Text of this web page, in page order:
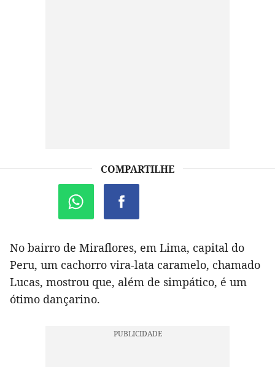
COMPARTILHE
No bairro de Miraflores, em Lima, capital do
Peru, um cachorro vira-lata caramelo, chamado
Lucas, mostrou que, além de simpático, é um
ótimo dançarino.